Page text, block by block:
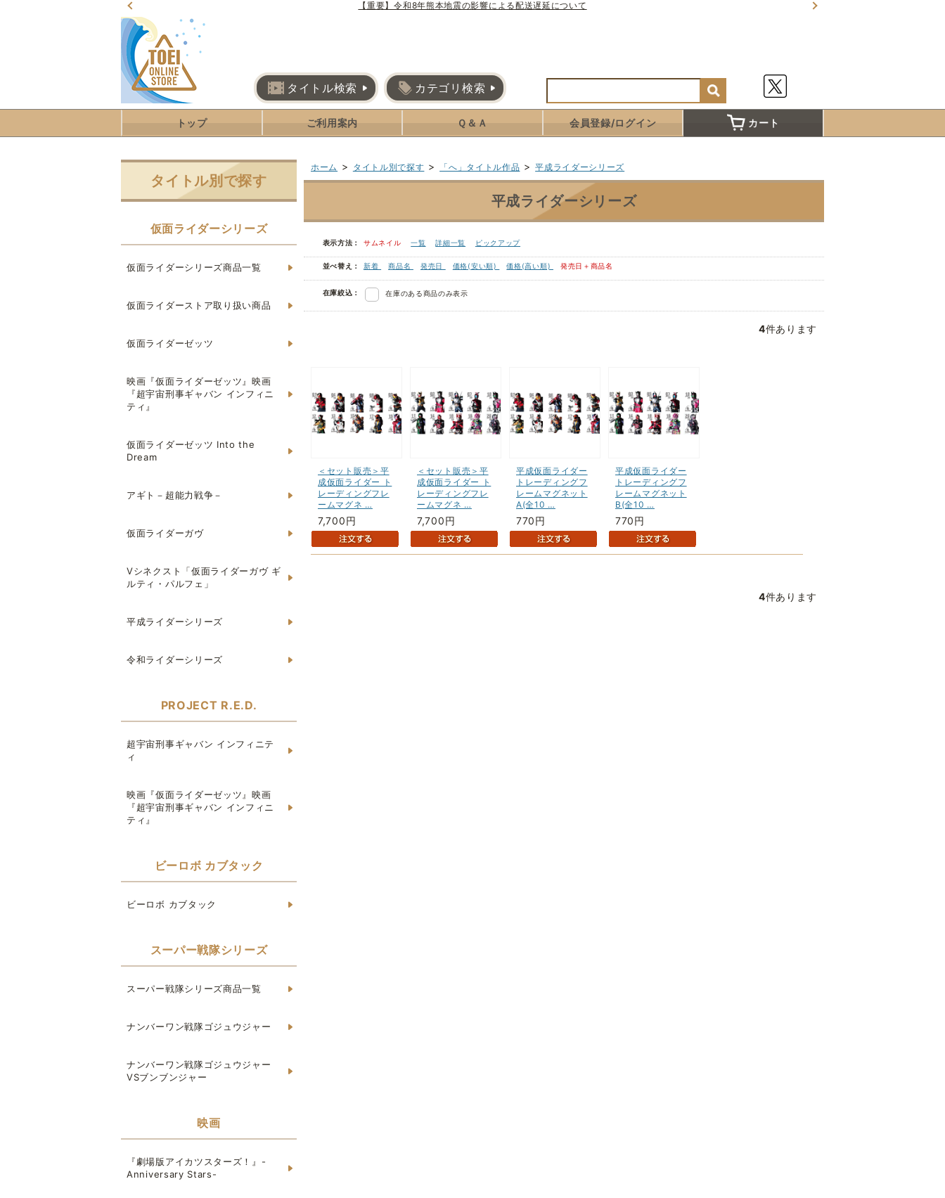
【重要】令和8年熊本地震の影響による配送遅延について
タイトル検索 カテゴリ検索
トップ ご利用案内 Ｑ＆Ａ 会員登録/ログイン カート
ホーム > タイトル別で探す > 「へ」タイトル作品 > 平成ライダーシリーズ
平成ライダーシリーズ
表示方法： サムネイル 一覧 詳細一覧 ピックアップ
並べ替え： 新着 商品名 発売日 価格(安い順) 価格(高い順) 発売日＋商品名
在庫絞込： 在庫のある商品のみ表示
4件あります
＜セット販売＞平
成仮面ライダー ト
レーディングフレ
ームマグネ …
7,700円
＜セット販売＞平
成仮面ライダー ト
レーディングフレ
ームマグネ …
7,700円
平成仮面ライダー
トレーディングフ
レームマグネット
A(全10 …
770円
平成仮面ライダー
トレーディングフ
レームマグネット
B(全10 …
770円
4件あります
タイトル別で探す
仮面ライダーシリーズ
仮面ライダーシリーズ商品一覧
仮面ライダーストア取り扱い商品
仮面ライダーゼッツ
映画『仮面ライダーゼッツ』映画
『超宇宙刑事ギャバン インフィニ
ティ』
仮面ライダーゼッツ Into the
Dream
アギト－超能力戦争－
仮面ライダーガヴ
Vシネクスト「仮面ライダーガヴ ギ
ルティ・パルフェ」
平成ライダーシリーズ
令和ライダーシリーズ
PROJECT R.E.D.
超宇宙刑事ギャバン インフィニテ
ィ
映画『仮面ライダーゼッツ』映画
『超宇宙刑事ギャバン インフィニ
ティ』
ビーロボ カブタック
ビーロボ カブタック
スーパー戦隊シリーズ
スーパー戦隊シリーズ商品一覧
ナンバーワン戦隊ゴジュウジャー
ナンバーワン戦隊ゴジュウジャー
VSブンブンジャー
映画
『劇場版アイカツスターズ！』-
Anniversary Stars-